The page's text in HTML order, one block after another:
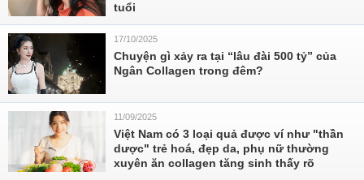
tuổi
17/10/2025
Chuyện gì xảy ra tại “lâu đài 500 tỷ” của
Ngân Collagen trong đêm?
11/09/2025
Việt Nam có 3 loại quả được ví như "thần
dược" trẻ hoá, đẹp da, phụ nữ thường
xuyên ăn collagen tăng sinh thấy rõ